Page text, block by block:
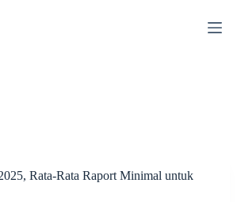
Rata-Rata Raport Minimal untuk